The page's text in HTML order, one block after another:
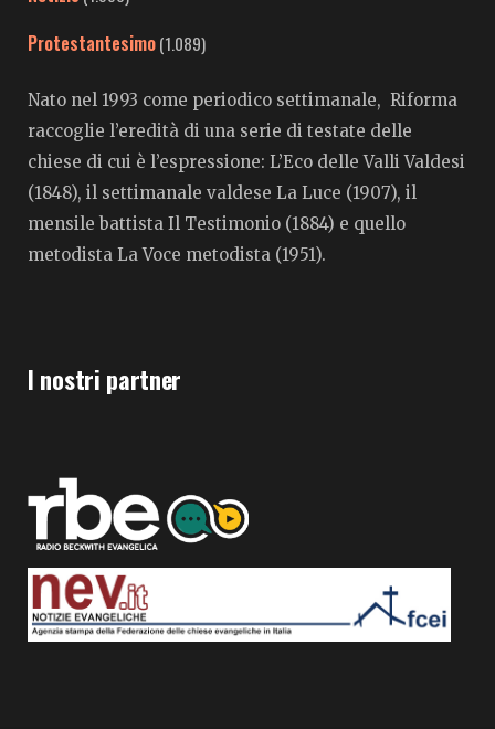
Protestantesimo(1.089)
Nato nel 1993 come periodico settimanale, Riforma
raccoglie l’eredità di una serie di testate delle
chiese di cui è l’espressione: L’Eco delle Valli Valdesi
(1848), il settimanale valdese La Luce (1907), il
mensile battista Il Testimonio (1884) e quello
metodista La Voce metodista (1951).
I nostri partner